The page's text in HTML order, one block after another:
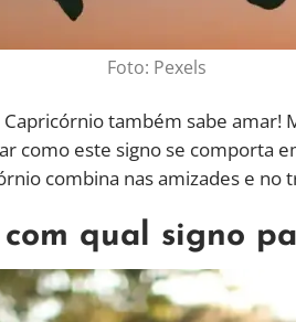
Foto: Pexels
também sabe amar!
como este signo se comporta
combina nas amizades e no
qual signo